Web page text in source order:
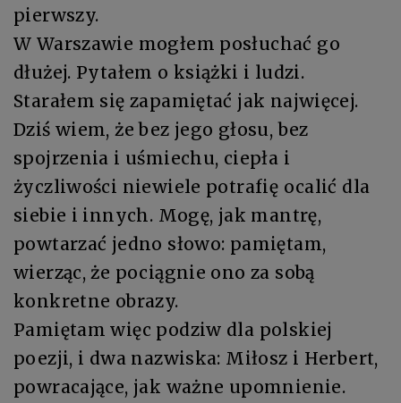
pierwszy.
W Warszawie mogłem posłuchać go
dłużej. Pytałem o książki i ludzi.
Starałem się zapamiętać jak najwięcej.
Dziś wiem, że bez jego głosu, bez
spojrzenia i uśmiechu, ciepła i
życzliwości niewiele potrafię ocalić dla
siebie i innych. Mogę, jak mantrę,
powtarzać jedno słowo: pamiętam,
wierząc, że pociągnie ono za sobą
konkretne obrazy.
Pamiętam więc podziw dla polskiej
poezji, i dwa nazwiska: Miłosz i Herbert,
powracające, jak ważne upomnienie.